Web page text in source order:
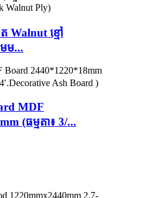
Walnut ខ្មៅ
ម...
MDF
(ធម្មតា៖ 3/...